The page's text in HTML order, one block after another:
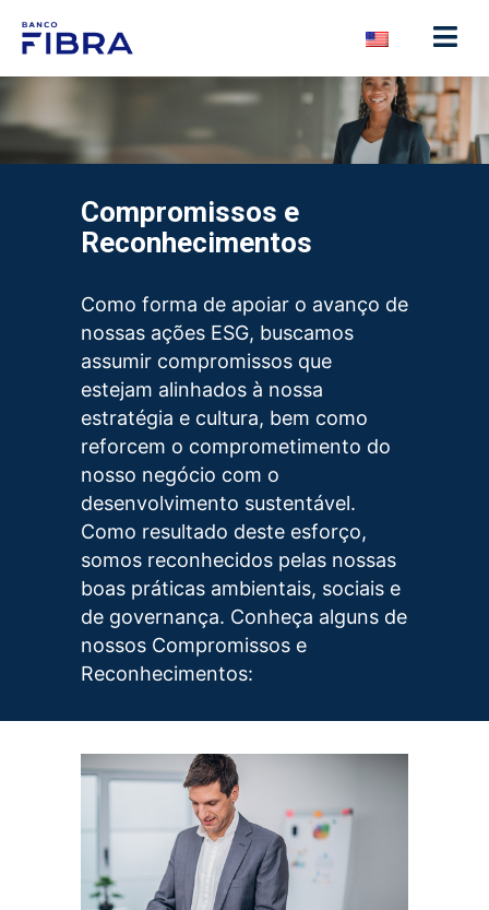
Compromissos e
Reconhecimentos
Como forma de apoiar o avanço de
nossas ações ESG, buscamos
assumir compromissos que
estejam alinhados à nossa
estratégia e cultura, bem como
reforcem o comprometimento do
nosso negócio com o
desenvolvimento sustentável.
Como resultado deste esforço,
somos reconhecidos pelas nossas
boas práticas ambientais, sociais e
de governança. Conheça alguns de
nossos Compromissos e
Reconhecimentos: